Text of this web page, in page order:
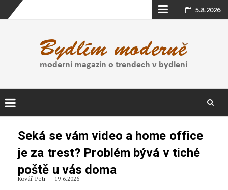
Skip
content
5.8.2026
Seká se vám video a home office
je za trest? Problém bývá v tiché
poště u vás doma
Kovář Petr 19.6.2026